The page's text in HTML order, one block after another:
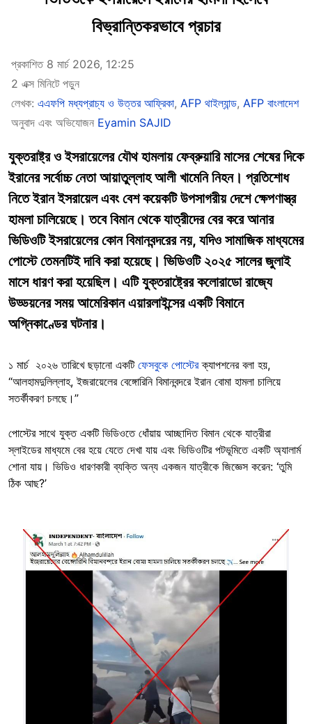
বিভ্রান্তিকরভাবে প্রচার
প্রকাশিত 8 মার্চ 2026, 12:25
2 এক্স মিনিটে পড়ুন
লেখক: এএফপি মধ্যপ্রাচ্য ও উত্তর আফ্রিকা, AFP থাইল্যান্ড, AFP বাংলাদেশ
অনুবাদ এবং অভিযোজন Eyamin SAJID
যুক্তরাষ্ট্র ও ইসরায়েলের যৌথ হামলায় ফেব্রুয়ারি মাসের শেষের দিকে
ইরানের সর্বোচ্চ নেতা আয়াতুল্লাহ আলী খামেনি নিহন। প্রতিশোধ
নিতে ইরান ইসরায়েল এবং বেশ কয়েকটি উপসাগরীয় দেশে ক্ষেপণাস্ত্র
হামলা চালিয়েছে। তবে বিমান থেকে যাত্রীদের বের করে আনার
ভিডিওটি ইসরায়েলের কোন বিমানবন্দরের নয়, যদিও সামাজিক মাধ্যমের
পোস্টে তেমনটিই দাবি করা হয়েছে। ভিডিওটি ২০২৫ সালের জুলাই
মাসে ধারণ করা হয়েছিল। এটি যুক্তরাষ্ট্রের কলোরাডো রাজ্যে
উড্ডয়নের সময় আমেরিকান এয়ারলাইন্সের একটি বিমানে
অগ্নিকাণ্ডের ঘটনার।
১ মার্চ ২০২৬ তারিখে ছড়ানো একটি ফেসবুকে পোস্টেরক্যাপশনের বলা হয়,
“আলহামদুলিল্লাহ, ইজরায়েলের বেঙ্গোরিনি বিমানবন্দরে ইরান বোমা হামলা চালিয়ে
সতর্কীকরণ চলছে।”
পোস্টের সাথে যুক্ত একটি ভিডিওতে ধোঁয়ায় আচ্ছাদিত বিমান থেকে যাত্রীরা
স্লাইডের মাধ্যমে বের হয়ে যেতে দেখা যায় এবং ভিডিওটির পটভূমিতে একটি অ্যালার্ম
শোনা যায়। ভিডিও ধারণকারী ব্যক্তি অন্য একজন যাত্রীকে জিজ্ঞেস করেন: ‘তুমি
ঠিক আছ?’
Image